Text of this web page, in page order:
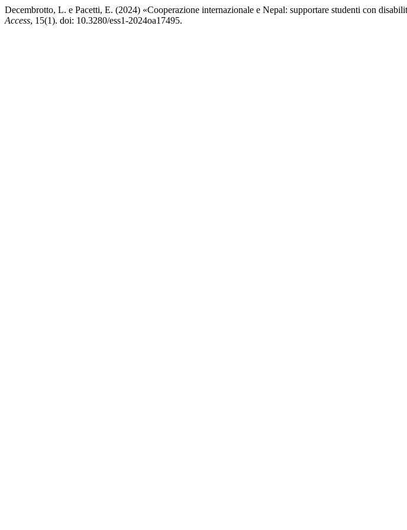
Decembrotto, L. e Pacetti, E. (2024) «Cooperazione internazionale e Nepal: supportare studenti con
Access, 15(1). doi: 10.3280/ess1-2024oa17495.